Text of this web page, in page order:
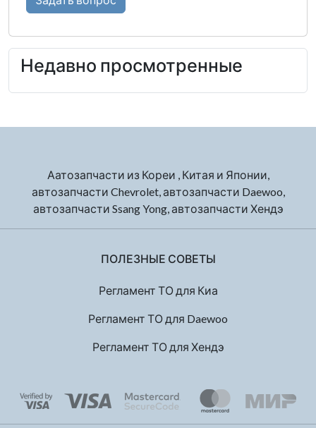
Недавно просмотренные
Аатозапчасти из Кореи , Китая и Японии,
автозапчасти Chevrolet, автозапчасти Daewoo,
автозапчасти Ssang Yong, автозапчасти Хендэ
ПОЛЕЗНЫЕ СОВЕТЫ
Регламент ТО для Киа
Регламент ТО для Daewoo
Регламент ТО для Хендэ